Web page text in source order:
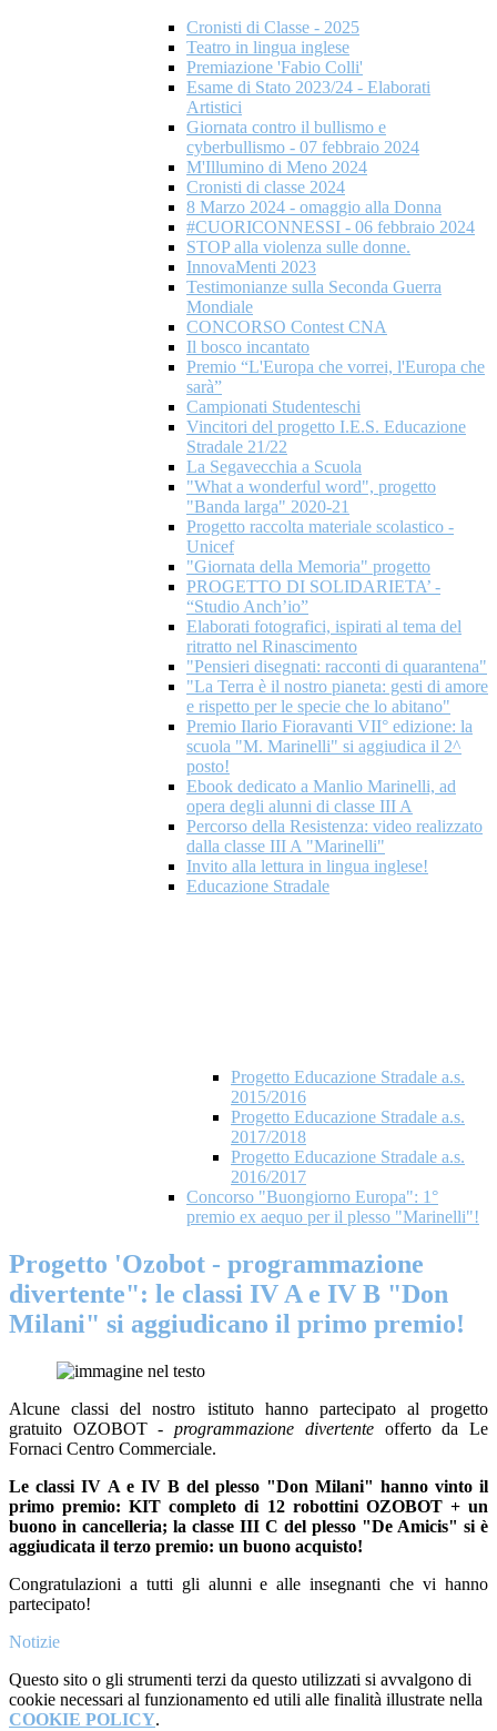
Cronisti di Classe - 2025
Teatro in lingua inglese
Premiazione 'Fabio Colli'
Esame di Stato 2023/24 - Elaborati
Artistici
Giornata contro il bullismo e
cyberbullismo - 07 febbraio 2024
M'Illumino di Meno 2024
Cronisti di classe 2024
8 Marzo 2024 - omaggio alla Donna
#CUORICONNESSI - 06 febbraio 2024
STOP alla violenza sulle donne.
InnovaMenti 2023
Testimonianze sulla Seconda Guerra
Mondiale
CONCORSO Contest CNA
Il bosco incantato
Premio “L'Europa che vorrei, l'Europa che
sarà”
Campionati Studenteschi
Vincitori del progetto I.E.S. Educazione
Stradale 21/22
La Segavecchia a Scuola
"What a wonderful word", progetto
"Banda larga" 2020-21
Progetto raccolta materiale scolastico -
Unicef
"Giornata della Memoria" progetto
PROGETTO DI SOLIDARIETA’ -
“Studio Anch’io”
Elaborati fotografici, ispirati al tema del
ritratto nel Rinascimento
"Pensieri disegnati: racconti di quarantena"
"La Terra è il nostro pianeta: gesti di amore
e rispetto per le specie che lo abitano"
Premio Ilario Fioravanti VII° edizione: la
scuola "M. Marinelli" si aggiudica il 2^
posto!
Ebook dedicato a Manlio Marinelli, ad
opera degli alunni di classe III A
Percorso della Resistenza: video realizzato
dalla classe III A "Marinelli"
Invito alla lettura in lingua inglese!
Educazione Stradale
Progetto Educazione Stradale a.s.
2015/2016
Progetto Educazione Stradale a.s.
2017/2018
Progetto Educazione Stradale a.s.
2016/2017
Concorso "Buongiorno Europa": 1°
premio ex aequo per il plesso "Marinelli"!
Progetto 'Ozobot - programmazione
divertente": le classi IV A e IV B "Don
Milani" si aggiudicano il primo premio!
Alcune classi del nostro istituto hanno partecipato al progetto
gratuito OZOBOT -programmazione divertenteofferto da Le
Fornaci Centro Commerciale.
Le classi IV A e IV B del plesso "Don Milani" hanno vinto il
primo premio: KIT completo di 12 robottini OZOBOT + un
buono in cancelleria; la classe III C del plesso "De Amicis" si è
aggiudicata il terzo premio: un buono acquisto!
Congratulazioni a tutti gli alunni e alle insegnanti che vi hanno
partecipato!
Notizie
Questo sito o gli strumenti terzi da questo utilizzati si avvalgono di
cookie necessari al funzionamento ed utili alle finalità illustrate nella
COOKIE POLICY.